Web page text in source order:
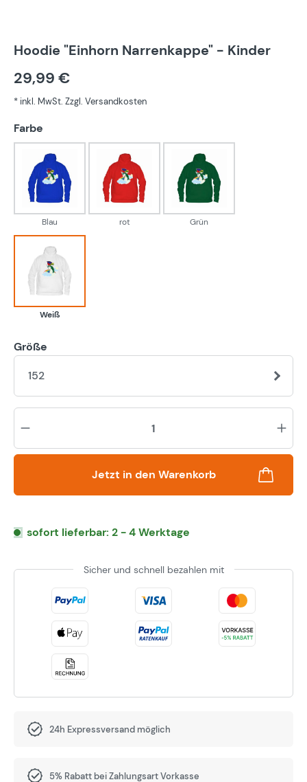
Hoodie "Einhorn Narrenkappe" - Kinder
29,99 €
* inkl. MwSt. Zzgl. Versandkosten
Farbe
Blau
Blau
rot
rot
Grün
Grün
Weiß
Weiß
Größe
152
Jetzt in den Warenkorb
sofort lieferbar: 2 - 4 Werktage
Sicher und schnell bezahlen mit
24h Expressversand möglich
5% Rabatt bei Zahlungsart Vorkasse